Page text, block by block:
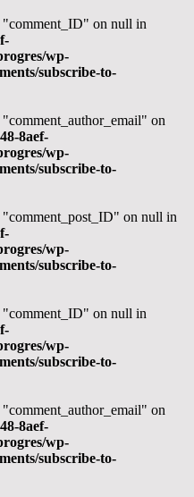
"comment_ID" on null in
wp-
subscribe-to-
on
8aef-
wp-
subscribe-to-
"comment_post_ID" on null in
wp-
subscribe-to-
"comment_ID" on null in
wp-
subscribe-to-
on
8aef-
wp-
subscribe-to-